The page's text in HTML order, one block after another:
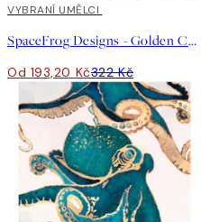
40%*
VYBRANÍ UMĚLCI
SpaceFrog Designs - Golden Crane Plakát
Od 193,20 Kč322 Kč